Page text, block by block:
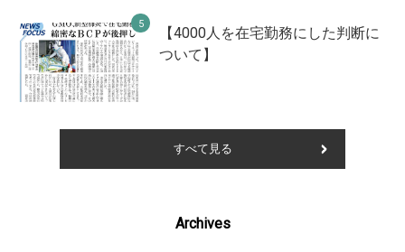
【4000人を在宅勤務にした判断に
ついて】
すべて見る
Archives